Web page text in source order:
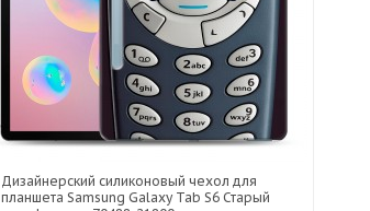
Дизайнерский силиконовый чехол для
планшета Samsung Galaxy Tab S6 Старый